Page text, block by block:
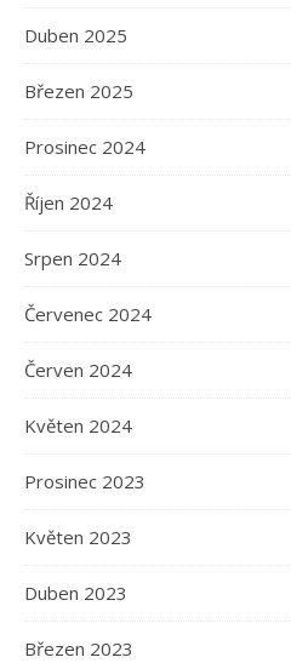
Duben 2025
Březen 2025
Prosinec 2024
Říjen 2024
Srpen 2024
Červenec 2024
Červen 2024
Květen 2024
Prosinec 2023
Květen 2023
Duben 2023
Březen 2023